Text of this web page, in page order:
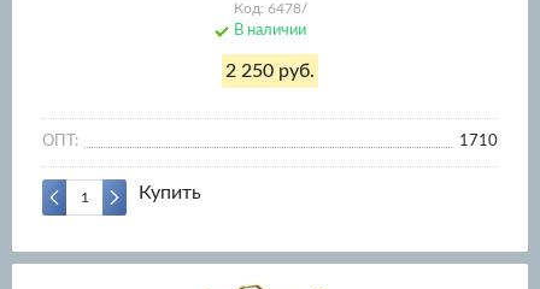
Код: 6478/
В наличии
2 250 руб.
ОПТ: 1710
Купить